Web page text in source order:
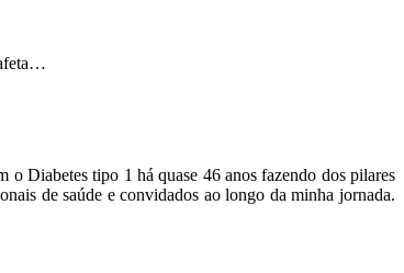
Diabetes tipo 1 há quase 46 anos fazendo dos pilares
de saúde e convidados ao longo da minha jornada.